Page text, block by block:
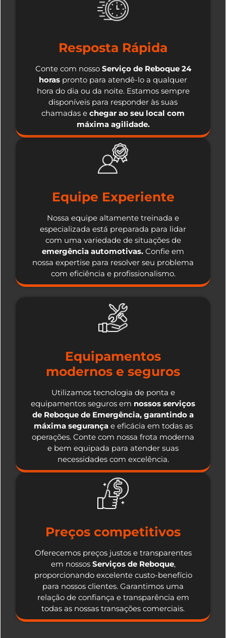
Resposta Rápida
Conte com nosso Serviço de Reboque 24
horas pronto para atendê-lo a qualquer
hora do dia ou da noite. Estamos sempre
disponíveis para responder às suas
chamadas e chegar ao seu local com
máxima agilidade.
Equipe Experiente
Nossa equipe altamente treinada e
especializada está preparada para lidar
com uma variedade de situações de
emergência automotivas. Confie em
nossa expertise para resolver seu problema
com eficiência e profissionalismo.
Equipamentos
modernos e seguros
Utilizamos tecnologia de ponta e
equipamentos seguros em nossos serviços
de Reboque de Emergência, garantindo a
máxima segurançae eficácia em todas as
operações. Conte com nossa frota moderna
e bem equipada para atender suas
necessidades com excelência.
Preços competitivos
Oferecemos preços justos e transparentes
em nossos Serviços de Reboque,
proporcionando excelente custo-benefício
para nossos clientes. Garantimos uma
relação de confiança e transparência em
todas as nossas transações comerciais.